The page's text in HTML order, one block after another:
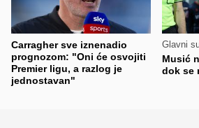
Carragher sve iznenadio
prognozom: "Oni će osvojiti
Premier ligu, a razlog je
jednostavan"
Glavni
Musić
dok se